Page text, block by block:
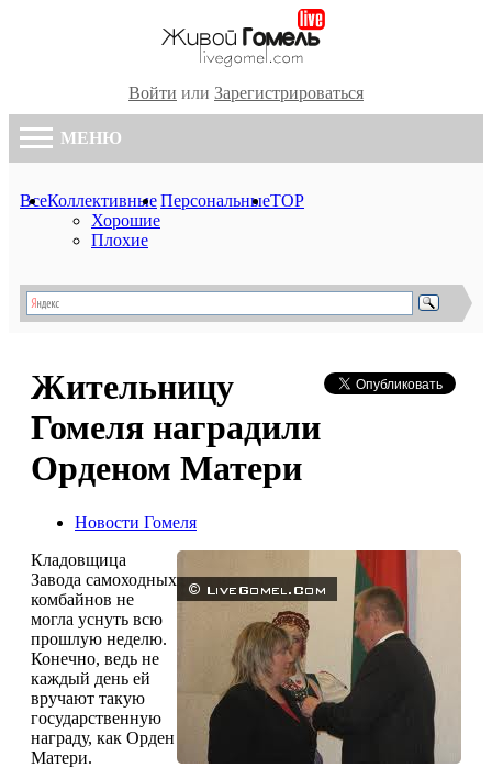
Войти или Зарегистрироваться
МЕНЮ
ВсеКоллективные
Хорошие
Плохие
ПерсональныеTOP
Жительницу
Гомеля наградили
Орденом Матери
Новости Гомеля
Кладовщица
Завода самоходных
комбайнов не
могла уснуть всю
прошлую неделю.
Конечно, ведь не
каждый день ей
вручают такую
государственную
награду, как Орден
Матери.